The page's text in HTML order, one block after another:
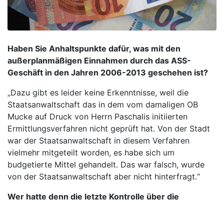
Haben Sie Anhaltspunkte dafür, was mit den
außerplanmäßigen Einnahmen durch das ASS-
Geschäft in den Jahren 2006-2013 geschehen ist?
„Dazu gibt es leider keine Erkenntnisse, weil die
Staatsanwaltschaft das in dem vom damaligen OB
Mucke auf Druck von Herrn Paschalis initiierten
Ermittlungsverfahren nicht geprüft hat. Von der Stadt
war der Staatsanwaltschaft in diesem Verfahren
vielmehr mitgeteilt worden, es habe sich um
budgetierte Mittel gehandelt. Das war falsch, wurde
von der Staatsanwaltschaft aber nicht hinterfragt.“
Wer hatte denn die letzte Kontrolle über die